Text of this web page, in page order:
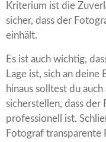
Kriterium ist die
sicher, dass der
einhält.
Es ist auch wichtig,
Lage ist, sich an deine
hinaus solltest du
sicherstellen, dass der
professionell ist.
Fotograf transparente